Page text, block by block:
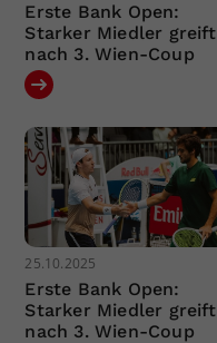
Erste Bank Open:
Starker Miedler greift
nach 3. Wien-Coup
25.10.2025
Erste Bank Open:
Starker Miedler greift
nach 3. Wien-Coup